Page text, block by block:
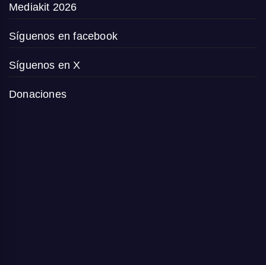
Mediakit 2026
Síguenos en facebook
Síguenos en X
Donaciones